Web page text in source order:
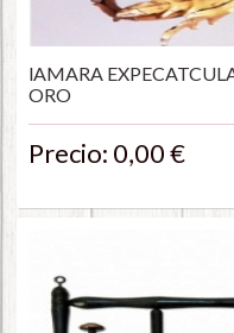
lAMARA
ORO
Precio: 0,00 €